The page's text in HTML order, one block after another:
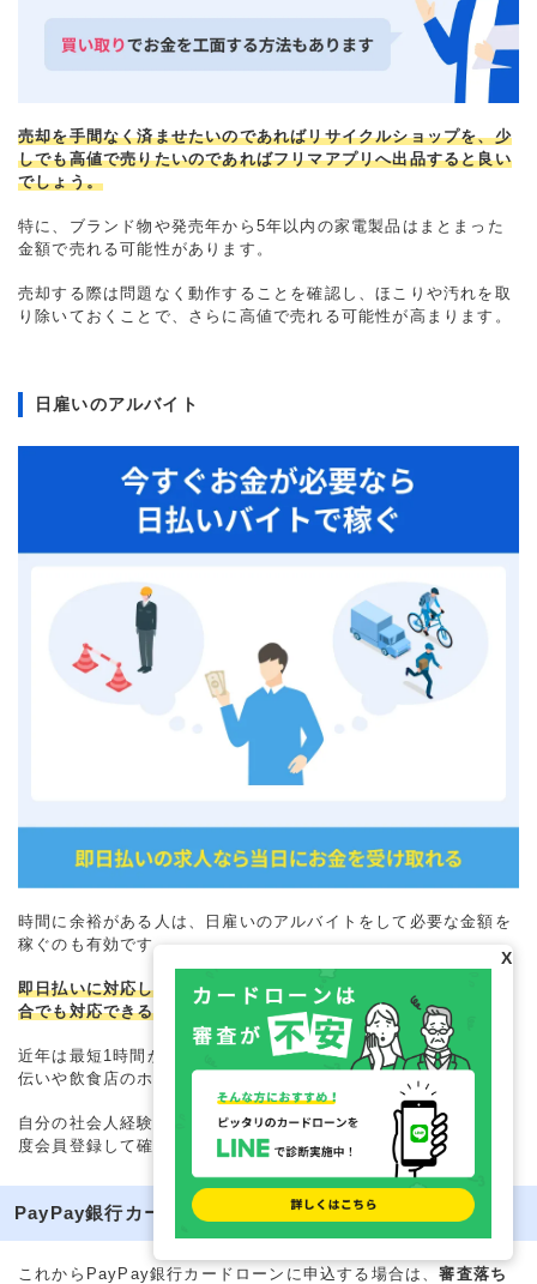
売却を手間なく済ませたいのであればリサイクルショップを、少
しでも高値で売りたいのであればフリマアプリへ出品すると良い
でしょう。
特に、ブランド物や発売年から5年以内の家電製品はまとまった
金額で売れる可能性があります。
売却する際は問題なく動作することを確認し、ほこりや汚れを取
り除いておくことで、さらに高値で売れる可能性が高まります。
日雇いのアルバイト
時間に余裕がある人は、日雇いのアルバイトをして必要な金額を
稼ぐのも有効です。
即日払いに対応しているアルバイトなら、すぐにお金が必要な場
合でも対応できる可能性があります。
近年は最短1時間から働けるプラットフォームもあり、引越し手
伝いや飲食店のホール業務など、幅広い業種の募集があります。
自分の社会人経験やアルバイト経験が活かせる業務がないか、一
度会員登録して確認してみても良いでしょう。
PayPay銀行カードローンの審査に通過するポイント3つ
これからPayPay銀行カードローンに申込する場合は、審査落ち
X